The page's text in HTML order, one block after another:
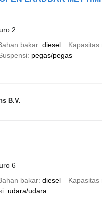
2
bakar diesel Kapasitas
pegas/pegas
B.V.
6
bakar diesel Kapasitas
udara/udara